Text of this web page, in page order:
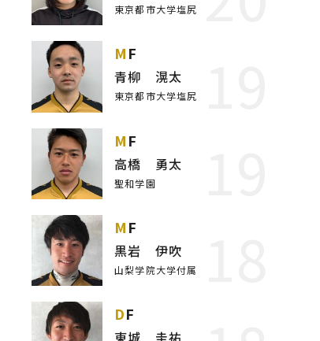
東京都市大学塩尻
MF
青柳 滉太
東京都市大学塩尻
MF
高橋 勇太
聖和学園
MF
黒岩 伊吹
山梨学院大学付属
DF